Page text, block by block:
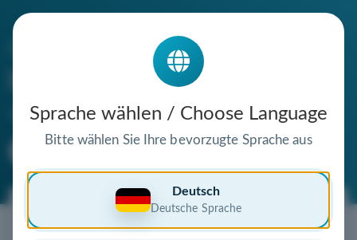
Sprache wählen / Choose Language
Bitte wählen Sie Ihre bevorzugte Sprache aus
Deutsch
Deutsche Sprache
berlinererlebnisse.de
steht zum Verkauf
Jetzt diese Wunschdomain